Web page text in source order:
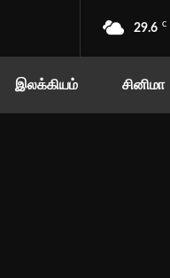
29.6 C
இலக்கியம் சினிமா